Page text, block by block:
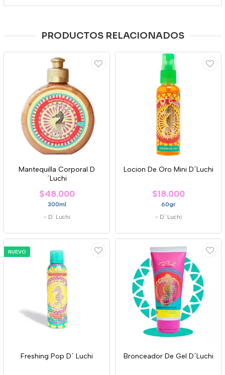
PRODUCTOS RELACIONADOS
Mantequilla Corporal D
´Luchi
$48.000
300ml
- D` Luchi
Locion De Oro Mini D´Luchi
$18.000
60gr
- D` Luchi
NUEVO
Freshing Pop D´ Luchi Bronceador De Gel D´Luchi